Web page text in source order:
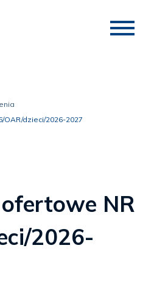
dzieci/2026-2027
NR
2026-